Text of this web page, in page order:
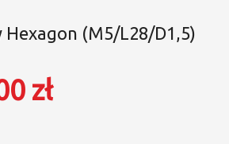
(M5/L28/D1,5)
zł